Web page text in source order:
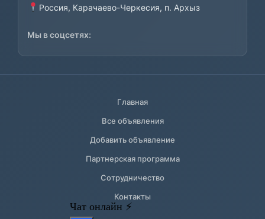
Россия, Карачаево-Черкесия, п. Архыз
Мы в соцсетях:
Главная
Все объявления
Добавить объявление
Партнерская программа
Сотрудничество
Контакты